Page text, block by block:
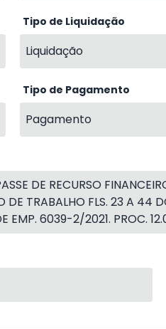
Tipo de Liquidação
Liquidação
Tipo de Pagamento
Pagamento
DE RECURSO
DE TRABALHO FLS. 23 A
EMP. 6039-2/2021. PROC.